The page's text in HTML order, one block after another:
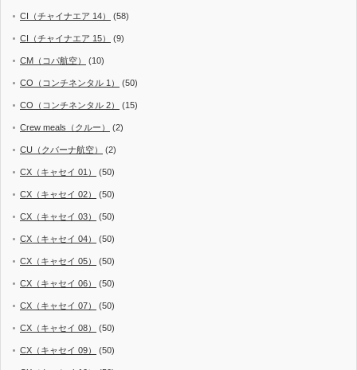
CI（チャイナエア 14） (58)
CI（チャイナエア 15） (9)
CM（コパ航空） (10)
CO（コンチネンタル 1） (50)
CO（コンチネンタル 2） (15)
Crew meals（クルー） (2)
CU（クバーナ航空） (2)
CX（キャセイ 01） (50)
CX（キャセイ 02） (50)
CX（キャセイ 03） (50)
CX（キャセイ 04） (50)
CX（キャセイ 05） (50)
CX（キャセイ 06） (50)
CX（キャセイ 07） (50)
CX（キャセイ 08） (50)
CX（キャセイ 09） (50)